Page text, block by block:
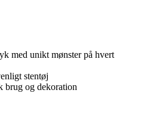
med unikt mønster på hvert
stentøj
brug og dekoration